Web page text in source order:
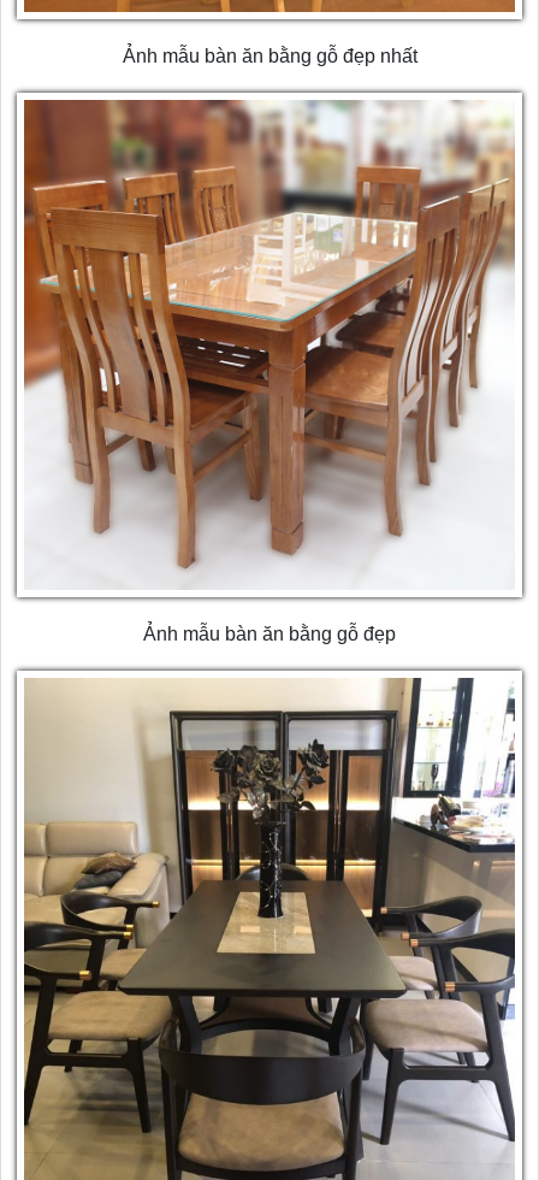
Ảnh mẫu bàn ăn bằng gỗ đẹp nhất
Ảnh mẫu bàn ăn bằng gỗ đẹp